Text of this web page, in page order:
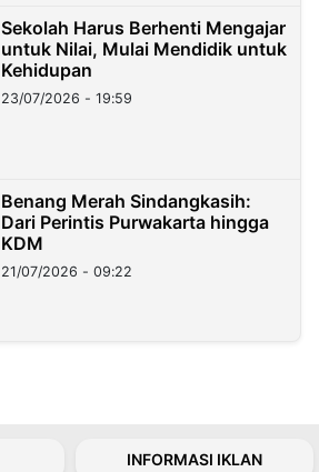
Sekolah Harus Berhenti Mengajar
untuk Nilai, Mulai Mendidik untuk
Kehidupan
23/07/2026 - 19:59
Benang Merah Sindangkasih:
Dari Perintis Purwakarta hingga
KDM
21/07/2026 - 09:22
INFORMASI IKLAN